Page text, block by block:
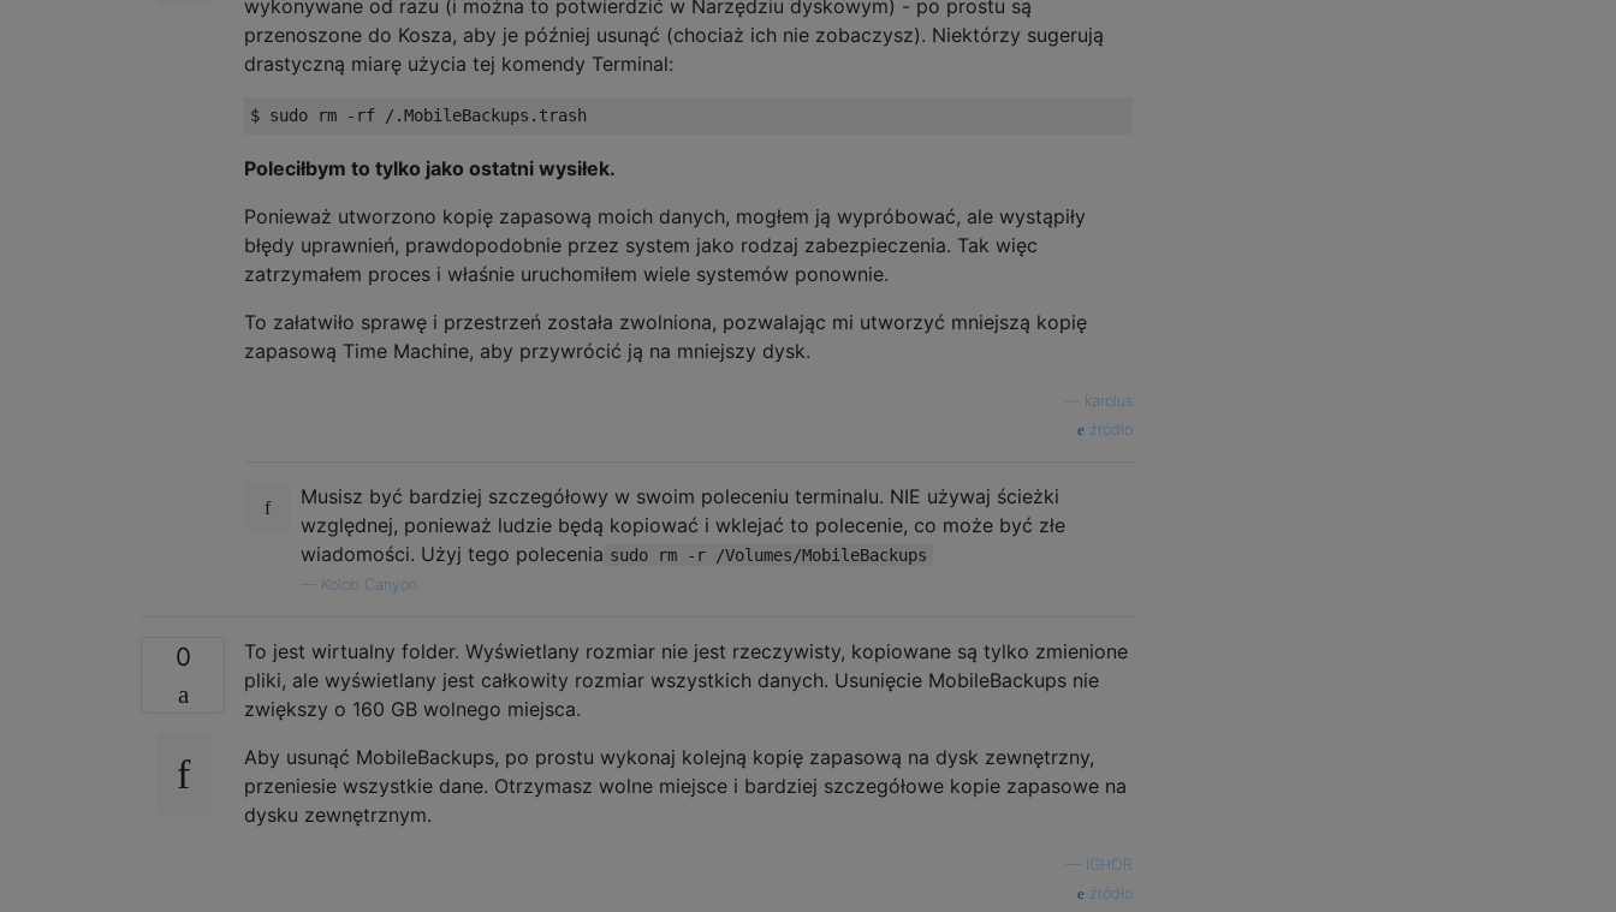
wykonywane od razu (i można to potwierdzić w Narzędziu dyskowym) - po prostu są
przenoszone do Kosza, aby je później usunąć (chociaż ich nie zobaczysz). Niektórzy sugerują
drastyczną miarę użycia tej komendy Terminal:
Poleciłbym to tylko jako ostatni wysiłek.
Ponieważ utworzono kopię zapasową moich danych, mogłem ją wypróbować, ale wystąpiły
błędy uprawnień, prawdopodobnie przez system jako rodzaj zabezpieczenia. Tak więc
zatrzymałem proces i właśnie uruchomiłem wiele systemów ponownie.
To załatwiło sprawę i przestrzeń została zwolniona, pozwalając mi utworzyć mniejszą kopię
zapasową Time Machine, aby przywrócić ją na mniejszy dysk.
karolus
źródło
Musisz być bardziej szczegółowy w swoim poleceniu terminalu. NIE używaj ścieżki
względnej, ponieważ ludzie będą kopiować i wklejać to polecenie, co może być złe
wiadomości. Użyj tego polecenia sudo rm -r /Volumes/MobileBackups
Kolob Canyon
0
To jest wirtualny folder. Wyświetlany rozmiar nie jest rzeczywisty, kopiowane są tylko zmienione
pliki, ale wyświetlany jest całkowity rozmiar wszystkich danych. Usunięcie MobileBackups nie
zwiększy o 160 GB wolnego miejsca.
Aby usunąć MobileBackups, po prostu wykonaj kolejną kopię zapasową na dysk zewnętrzny,
przeniesie wszystkie dane. Otrzymasz wolne miejsce i bardziej szczegółowe kopie zapasowe na
dysku zewnętrznym.
IGHOR
źródło